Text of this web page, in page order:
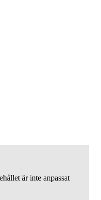
är inte anpassat